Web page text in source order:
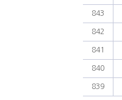
843
842
841
840
839